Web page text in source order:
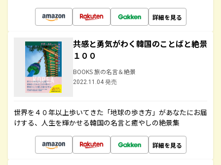
詳細を見る
共感と勇気がわく韓国のことばと絶景
１００
BOOKS 旅の名言＆絶景
2022.11.04 発売
世界を４０年以上歩いてきた「地球の歩き方」があなたにお届
けする、人生を輝かせる韓国の名言と癒やしの絶景集
詳細を見る